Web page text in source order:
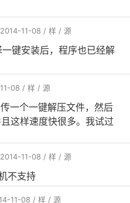
center;box -shadow
="form -control
11-08 / 样 / 源
键安装后，程序也已经解
08 / 样 / 源
一个一键解压文件，然后
这样速度快很多。我试过
11-08 / 样 / 源
不支持
11-08 / 样 / 源